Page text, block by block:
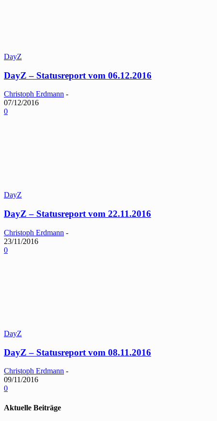
DayZ
DayZ – Statusreport vom 06.12.2016
Christoph Erdmann -
07/12/2016
0
DayZ
DayZ – Statusreport vom 22.11.2016
Christoph Erdmann -
23/11/2016
0
DayZ
DayZ – Statusreport vom 08.11.2016
Christoph Erdmann -
09/11/2016
0
Aktuelle Beiträge